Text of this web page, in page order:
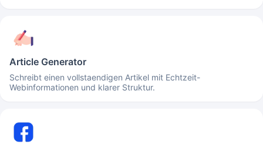
Article Generator
Schreibt einen vollstaendigen Artikel mit Echtzeit-
Webinformationen und klarer Struktur.